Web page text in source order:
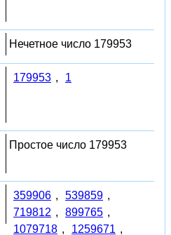
Нечетное число 179953
179953 , 1
Простое число 179953
359906 , 539859 ,
719812 , 899765 ,
1079718 , 1259671 ,